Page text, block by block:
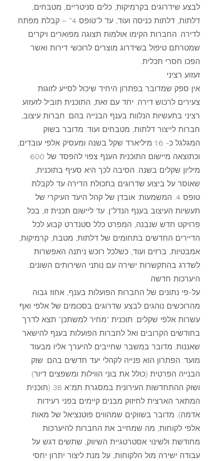
לבצע שידרוגים בקרמיקות, כלים סניטריים, מטבחים,
דלתות, דלתות כניסה ועוד, עד ל"טופס 4" – קבלת מפתח
לדירה. החברות הקימו אולמות תצוגה מפוארים ויקרים
שמטרתם טיפול בשידרוג מוצרים לרוכשי דירות ואשר
הפכו חסרי תכלית.
זעזוע רציני
אין ספק שמדובר בפתרון היחיד שיכול לסייע לזוגות
צעירים לרכוש דירה. יחד עם זאת, התוכנית תוביל לזעזוע
רציני בתעשיות הנלוות בענף הבנייה בהם: חברות עיצוב,
חברות לייצור דלתות, מטבחים ועוד. מדובר בשוק
המגלגל כ- 1.6 מיליארד שקל בשנה ומעסיק אלפי עובדים,
וכתוצאה מיישום התוכנית הענף צפוי להפסד של 600
מיליון שקלים בשנה. הסיבה לכך היא סעיף בתוכנית,
שאוסר על ביצוע שדרוגים בתכולת הדירה עד לקבלת
טופס 4. המשמעות: אובדן של קהל היעד העיקרי של
תעשיות העיצוב בענף הנדל"ן. עד ליישום תכנית זו, בכל
פרויקט חדש שנבנה, המפרט כלל סטנדרט קבוע לכל
הדיירים החדשים בתחומים של דלתות, מטבח, קרמיקות,
אמבטיות, ברזים ועוד, כשלכל רוכש ניתנה האפשרות
לשדרג בהתקשרות ישירה עם נותני השירותים השונים.
היערכות חדשה
על-פי נתונים של החברות הפועלות בענף, אחוז גבוה
מהרוכשים נוהגים לבצע שדרוגים בסכומים של אלפי ואף
עשרות אלפי שקלים. תוכנית "מחיר למשתכן" תצא לדרך
בחודשים הקרובים ואל לחברות הפועלות בענף להישאר
שאננות. מדובר במשבר שחייבים להיערך אליו מבעוד
מועד. הפתרון הוא פנייה לקהלי יעד חדשים בהם: שוק
הבנייה הפרטית (כולל את בוני הווילות ומשפצים דיור)
ושוק ההתחדשות העירונית במסגרת תמ"א 38 (תוכנית
המתאר הארצית לחיזוק מבנים קיימים בפני רעידות
אדמה). מדובר בשווקים שמהווים פוטנציאל של מאות
אלפי לקוחות, מה שמחייב את החברות להיערכות
מחודשת ולשינוי אסטרטגיית השיווק, שתשים דגש על
עבודה ישירה מול הלקוחות, על מנת ליצור יתרון יחסי